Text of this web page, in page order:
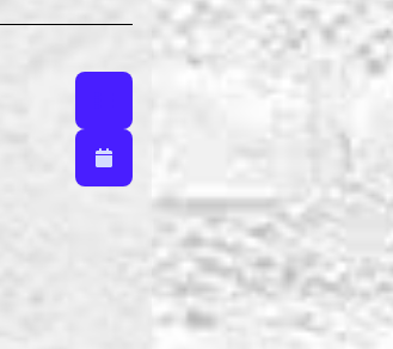
Listenansicht /
Listenansicht
Kalenderansicht